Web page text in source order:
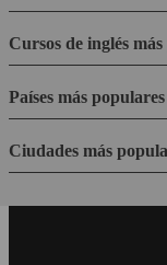
Cursos de inglés
Países más populares
Ciudades más